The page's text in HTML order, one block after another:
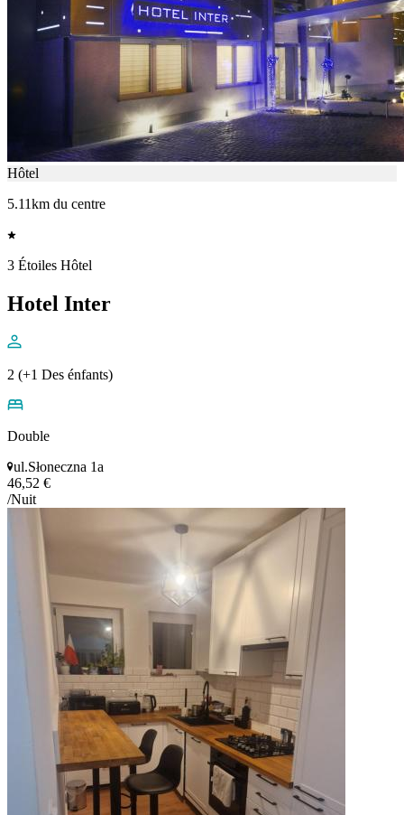
Hôtel
5.11km du centre
3 Étoiles Hôtel
Hotel Inter
2 (+1 Des énfants)
Double
ul.Słoneczna 1a
46,52 €
/Nuit